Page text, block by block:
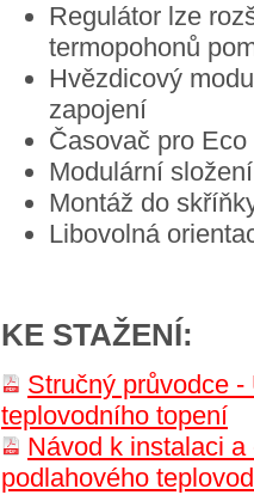
Regulátor lze
termopohonů
Hvězdicový
zapojení
Časovač pro
Modulární
Montáž do
Libovolná
KE STAŽENÍ:
Stručný průvodce
teplovodního topení
Návod k instalaci
podlahového